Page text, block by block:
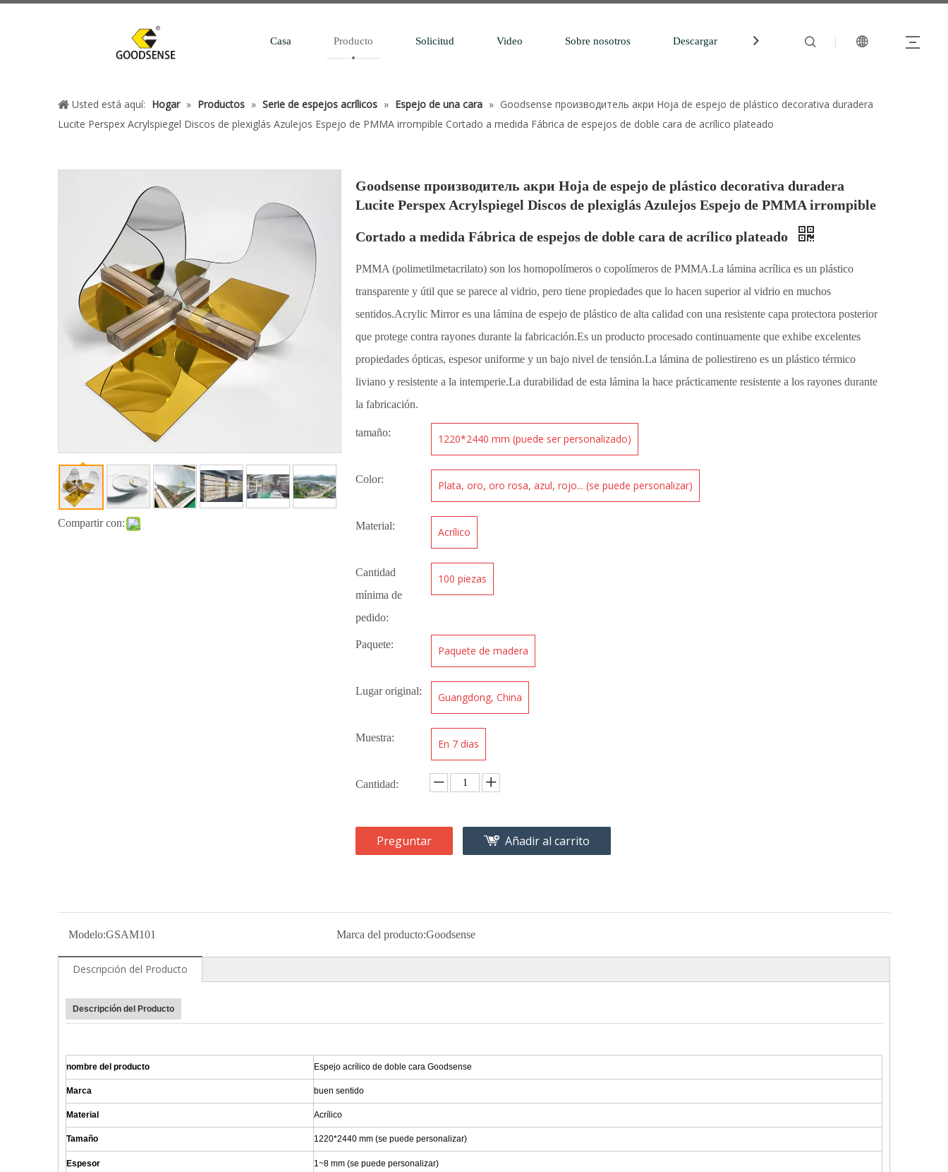
Casa Producto Solicitud Video Sobre nosotros Descargar
Usted está aquí: Hogar » Productos » Serie de espejos acrílicos » Espejo de una cara » Goodsense производитель акри Hoja de espejo de plástico decorativa duradera
Lucite Perspex Acrylspiegel Discos de plexiglás Azulejos Espejo de PMMA irrompible Cortado a medida Fábrica de espejos de doble cara de acrílico plateado
Compartir con:
Goodsense производитель акри Hoja de espejo de plástico decorativa duradera
Lucite Perspex Acrylspiegel Discos de plexiglás Azulejos Espejo de PMMA irrompible
Cortado a medida Fábrica de espejos de doble cara de acrílico plateado
PMMA (polimetilmetacrilato) son los homopolímeros o copolímeros de PMMA.La lámina acrílica es un plástico
transparente y útil que se parece al vidrio, pero tiene propiedades que lo hacen superior al vidrio en muchos
sentidos.Acrylic Mirror es una lámina de espejo de plástico de alta calidad con una resistente capa protectora posterior
que protege contra rayones durante la fabricación.Es un producto procesado continuamente que exhibe excelentes
propiedades ópticas, espesor uniforme y un bajo nivel de tensión.La lámina de poliestireno es un plástico térmico
liviano y resistente a la intemperie.La durabilidad de esta lámina la hace prácticamente resistente a los rayones durante
la fabricación.
tamaño: 1220*2440 mm (puede ser personalizado)
Color: Plata, oro, oro rosa, azul, rojo... (se puede personalizar)
Material: Acrílico
Cantidad
mínima de
pedido:
100 piezas
Paquete: Paquete de madera
Lugar original: Guangdong, China
Muestra: En 7 dias
Cantidad:
Preguntar Añadir al carrito
Modelo:GSAM101 Marca del producto:Goodsense
Descripción del Producto
Descripción del Producto
nombre del producto Espejo acrílico de doble cara Goodsense
Marca buen sentido
Material Acrílico
Tamaño 1220*2440 mm (se puede personalizar)
Espesor 1~8 mm (se puede personalizar)